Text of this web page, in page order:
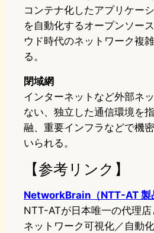
コンテナ化したアプリケー
を自動化するオープンソー
ウド時代のネットワーク複
る。
閉域網
インターネットなど外部ネ
ない、独立した通信環境を
融、重要インフラなどで機
いられる。
【参考リンク】
NetworkBrain（NTT-AT 製
NTT-ATが日本唯一の代理店
ネットワーク可視化／自動